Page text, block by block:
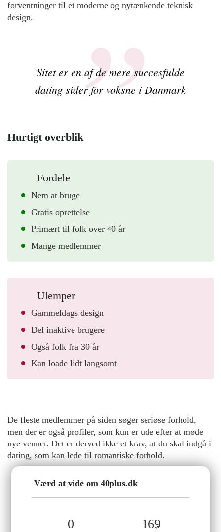
forventninger til et moderne og nytænkende teknisk
design.
Sitet er en af de mere succesfulde
dating sider for voksne i Danmark
Hurtigt overblik
Fordele
Nem at bruge
Gratis oprettelse
Primært til folk over 40 år
Mange medlemmer
Ulemper
Gammeldags design
Del inaktive brugere
Også folk fra 30 år
Kan loade lidt langsomt
De fleste medlemmer på siden søger seriøse forhold,
men der er også profiler, som kun er ude efter at møde
nye venner. Det er derved ikke et krav, at du skal indgå i
dating, som kan lede til romantiske forhold.
Værd at vide om 40plus.dk
0 169